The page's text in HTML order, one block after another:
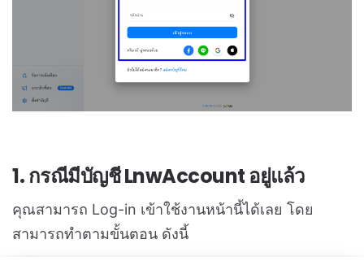
1. กรณีมีบัญชี LnwAccount อยู่แล้ว
คุณสามารถ Log-in เข้าใช้งานหน้านี้ได้เลย โดย
สามารถทำตามขั้นตอน ดังนี้